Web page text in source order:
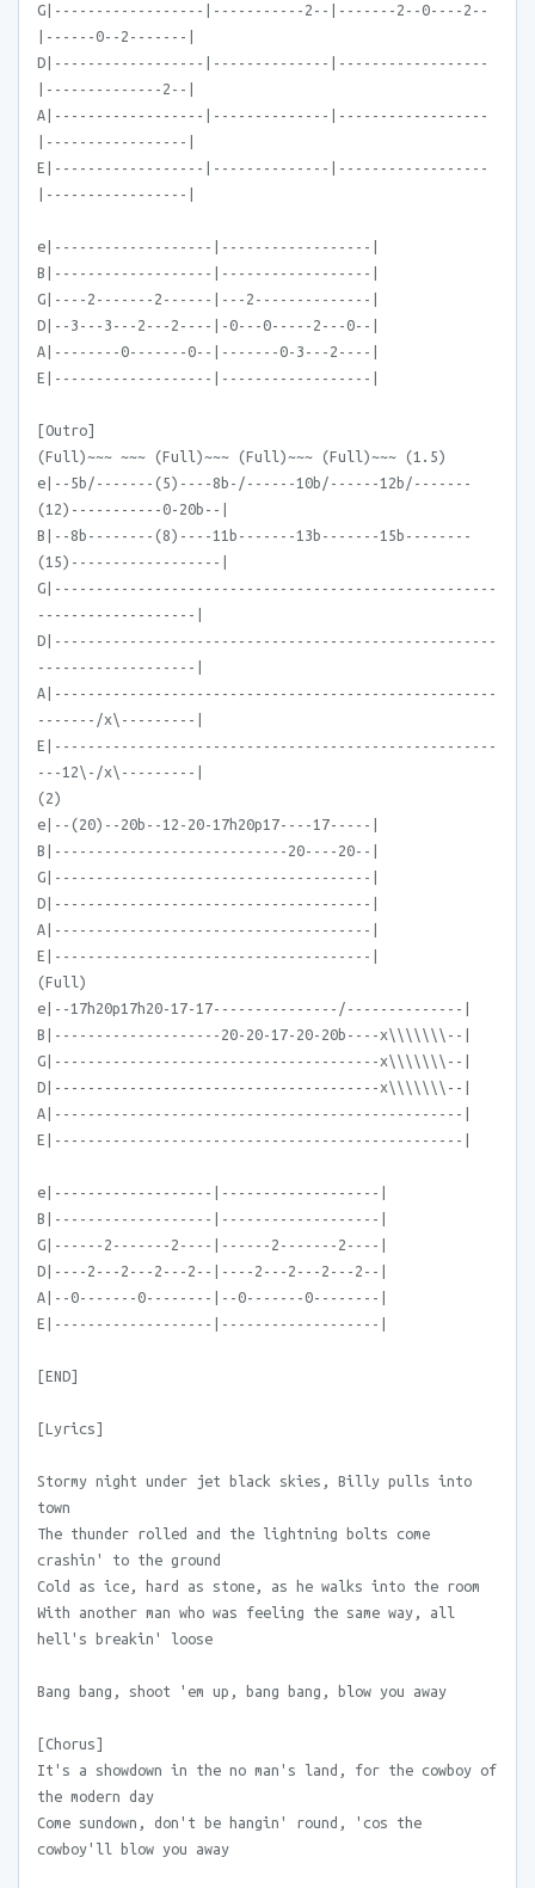
G|------------------|-----------2--|-------2--0----2--
|------0--2-------|
D|------------------|--------------|------------------
|--------------2--|
A|------------------|--------------|------------------
|-----------------|
E|------------------|--------------|------------------
|-----------------|
e|-------------------|------------------|
B|-------------------|------------------|
G|----2-------2------|---2--------------|
D|--3---3---2---2----|-0---0-----2---0--|
A|--------0-------0--|-------0-3---2----|
E|-------------------|------------------|
[Outro]
(Full)~~~ ~~~ (Full)~~~ (Full)~~~ (Full)~~~ (1.5)
e|--5b/-------(5)----8b-/------10b/------12b/-------
(12)-----------0-20b--|
B|--8b--------(8)----11b-------13b-------15b--------
(15)------------------|
G|-----------------------------------------------------
-------------------|
D|-----------------------------------------------------
-------------------|
A|-----------------------------------------------------
-------/x\---------|
E|-----------------------------------------------------
---12\-/x\---------|
(2)
e|--(20)--20b--12-20-17h20p17----17-----|
B|----------------------------20----20--|
G|--------------------------------------|
D|--------------------------------------|
A|--------------------------------------|
E|--------------------------------------|
(Full)
e|--17h20p17h20-17-17---------------/--------------|
B|--------------------20-20-17-20-20b----x\\\\\\\--|
G|---------------------------------------x\\\\\\\--|
D|---------------------------------------x\\\\\\\--|
A|-------------------------------------------------|
E|-------------------------------------------------|
e|-------------------|-------------------|
B|-------------------|-------------------|
G|------2-------2----|------2-------2----|
D|----2---2---2---2--|----2---2---2---2--|
A|--0-------0--------|--0-------0--------|
E|-------------------|-------------------|
[END]
[Lyrics]
Stormy night under jet black skies, Billy pulls into
town
The thunder rolled and the lightning bolts come
crashin' to the ground
Cold as ice, hard as stone, as he walks into the room
With another man who was feeling the same way, all
hell's breakin' loose
Bang bang, shoot 'em up, bang bang, blow you away
[Chorus]
It's a showdown in the no man's land, for the cowboy of
the modern day
Come sundown, don't be hangin' round, 'cos the
cowboy'll blow you away